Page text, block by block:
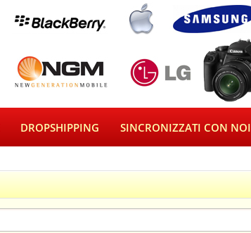
DROPSHIPPING SINCRONIZZATI CON NOI